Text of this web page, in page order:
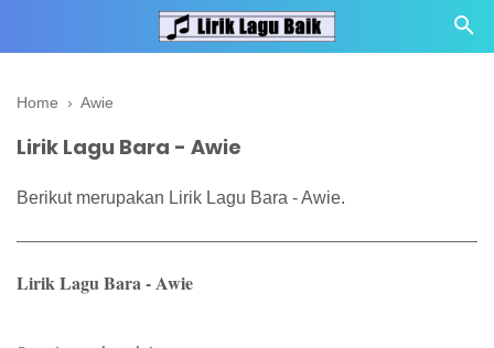
Home › Awie
Lirik Lagu Bara - Awie
Berikut merupakan Lirik Lagu Bara - Awie.
Lirik Lagu Bara - Awie